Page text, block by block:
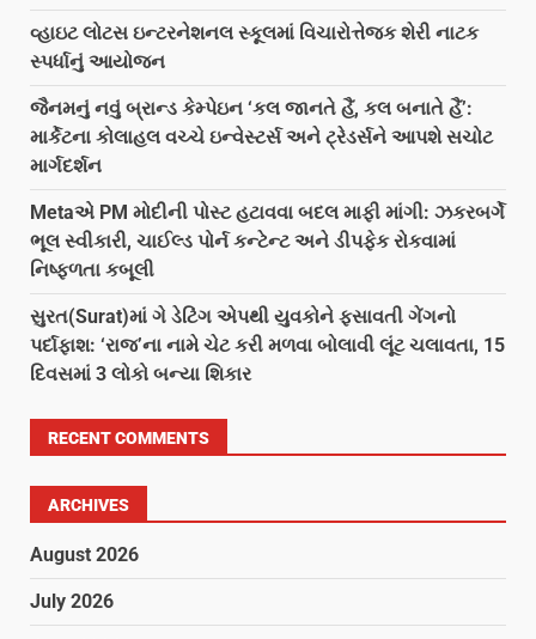
વ્હાઇટ લોટસ ઇન્ટરનેશનલ સ્કૂલમાં વિચારોત્તેજક શેરી નાટક
સ્પર્ધાનું આયોજન
જૈનમનું નવું બ્રાન્ડ કેમ્પેઇન ‘કલ જાનતે હૈં, કલ બનાતે હૈં’:
માર્કેટના કોલાહલ વચ્ચે ઇન્વેસ્ટર્સ અને ટ્રેડર્સને આપશે સચોટ
માર્ગદર્શન
Metaએ PM મોદીની પોસ્ટ હટાવવા બદલ માફી માંગી: ઝકરબર્ગે
ભૂલ સ્વીકારી, ચાઈલ્ડ પોર્ન કન્ટેન્ટ અને ડીપફેક રોકવામાં
નિષ્ફળતા કબૂલી
સુરત(Surat)માં ગે ડેટિંગ એપથી યુવકોને ફસાવતી ગેંગનો
પર્દાફાશ: ‘રાજ’ના નામે ચેટ કરી મળવા બોલાવી લૂંટ ચલાવતા, 15
દિવસમાં 3 લોકો બન્યા શિકાર
RECENT COMMENTS
ARCHIVES
August 2026
July 2026